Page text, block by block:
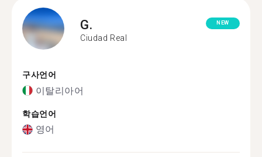
G.
Ciudad Real
NEW
구사언어
이탈리아어
학습언어
영어